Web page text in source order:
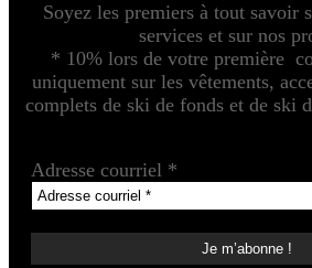
Soyez les premiers à tout savoir
services et sur nos
* 10% lors de votre première
uniquement sur les vêtements,
complets de ski de fonds et de ski
Adresse courriel *